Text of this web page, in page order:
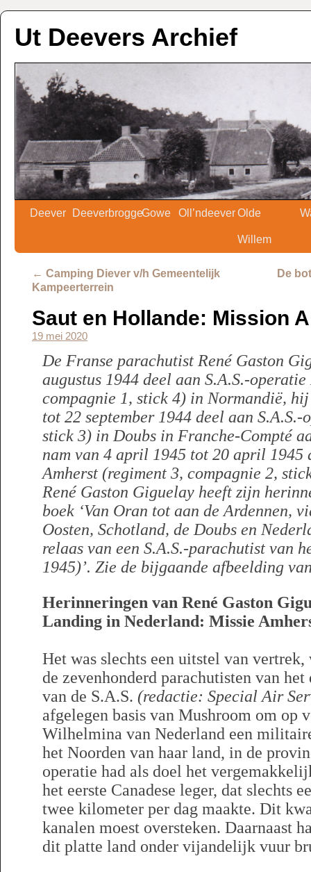
Ut Deevers Archief
Deever DeeverbroggeGowe Oll’ndeeverOlde
Willem
← Camping Diever v/h Gemeentelijk
Kampeerterrein
De
Saut en Hollande: Mission
19 mei 2020
De Franse parachutist René Gaston
augustus 1944 deel aan S.A.S.-
compagnie 1, stick 4) in Normandië,
tot 22 september 1944 deel aan
stick 3) in Doubs in Franche-Compté
nam van 4 april 1945 tot 20 april 1945
Amherst (regiment 3, compagnie 2,
René Gaston Giguelay heeft zijn
boek ‘Van Oran tot aan de Ardennen,
Oosten, Schotland, de Doubs en
relaas van een S.A.S.-parachutist van
1945)’. Zie de bijgaande afbeelding
Herinneringen van René Gaston
Landing in Nederland: Missie
Het was slechts een uitstel van
de zevenhonderd parachutisten van
van de S.A.S. (redactie: Special Air
afgelegen basis van Mushroom om op
Wilhelmina van Nederland een
het Noorden van haar land, in de
operatie had als doel het
het eerste Canadese leger, dat slechts
twee kilometer per dag maakte. Dit
kanalen moest oversteken. Daarnaast
dit platte land onder vijandelijk vuur